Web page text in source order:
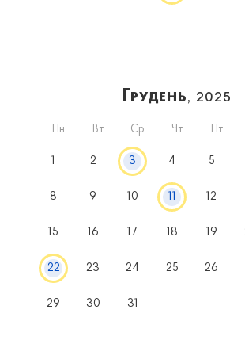
Грудень, 2025
Пн Вт Ср Чт Пт
1 2 3 4 5
8 9 10 11 12
15 16 17 18 19
22 23 24 25 26
29 30 31